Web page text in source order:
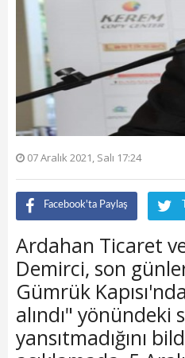
07 Aralık 2021, Salı 17:24
Facebook'ta Paylaş
Ardahan Ticaret
Demirci, son
Gümrük
alındı" yönündeki
yansıtmadığını